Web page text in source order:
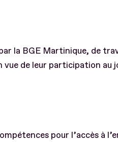
la BGE Martinique, de
vue de leur participation au
pour l’accès à